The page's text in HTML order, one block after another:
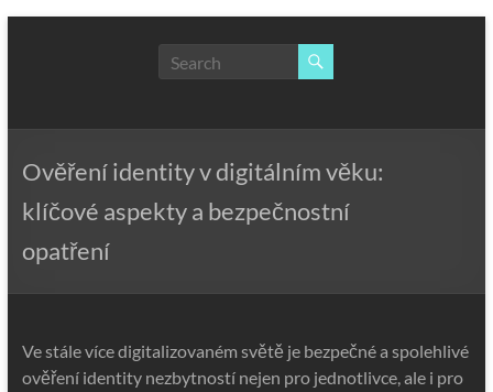
Line
Techniques
to
immediate
Ověření identity v digitálním věku:
klíčové aspekty a bezpečnostní
opatření
Ve stále více digitalizovaném světě je bezpečné a spolehlivé
ověření identity nezbytností nejen pro jednotlivce, ale i pro